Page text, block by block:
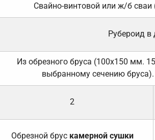
Свайно-винтовой или ж/б
Рубероид в
Из обрезного бруса (100х150 мм.
выбранному сечению
2
Обрезной брус камерной сушки